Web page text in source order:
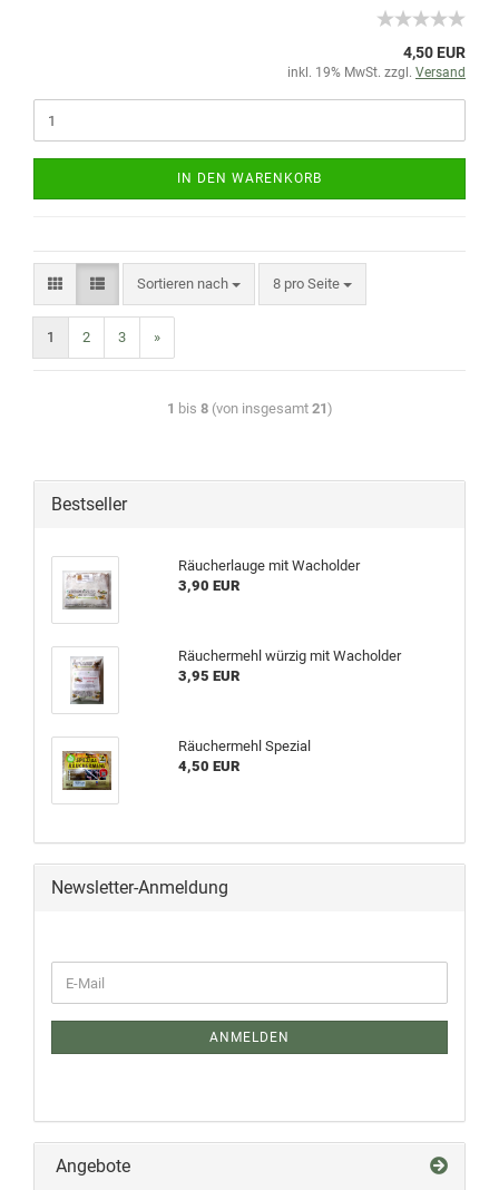
4,50 EUR
inkl. 19% MwSt. zzgl. Versand
IN DEN WARENKORB
Sortieren nach 8 pro Seite
1 2 3 »
1 bis 8(von insgesamt 21)
Bestseller
Räucherlauge mit Wacholder
3,90 EUR
Räuchermehl würzig mit Wacholder
3,95 EUR
Räuchermehl Spezial
4,50 EUR
Newsletter-Anmeldung
ANMELDEN
Angebote